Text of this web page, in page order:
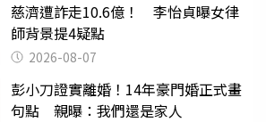
慈濟遭詐走10.6億！ 李怡貞曝女律
師背景提4疑點
2026-08-07
彭小刀證實離婚！14年豪門婚正式畫
句點 親曝：我們還是家人